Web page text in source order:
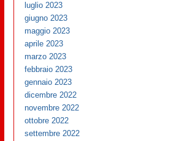
luglio 2023
giugno 2023
maggio 2023
aprile 2023
marzo 2023
febbraio 2023
gennaio 2023
dicembre 2022
novembre 2022
ottobre 2022
settembre 2022